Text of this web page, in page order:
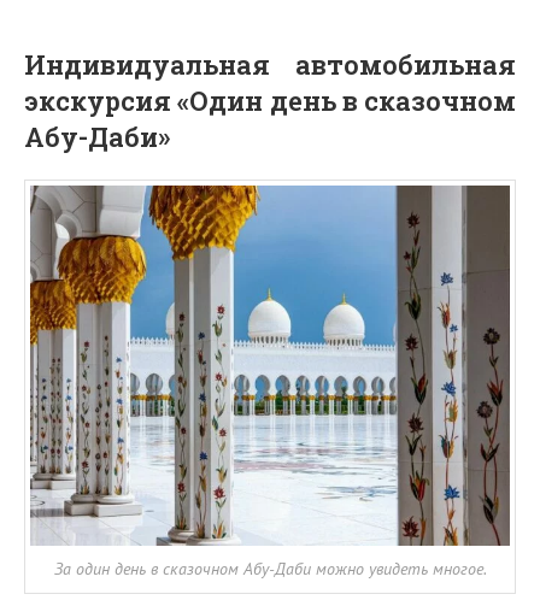
Индивидуальная автомобильная
экскурсия «Один день в сказочном
Абу-Даби»
За один день в сказочном Абу-Даби можно увидеть многое.